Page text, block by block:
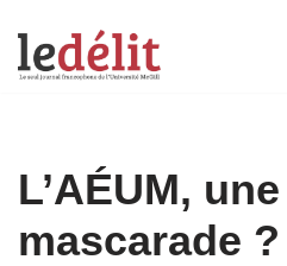
Aller
L’AÉUM, une
mascarade ?